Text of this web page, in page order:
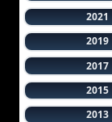
2021
2019
2017
2015
2013